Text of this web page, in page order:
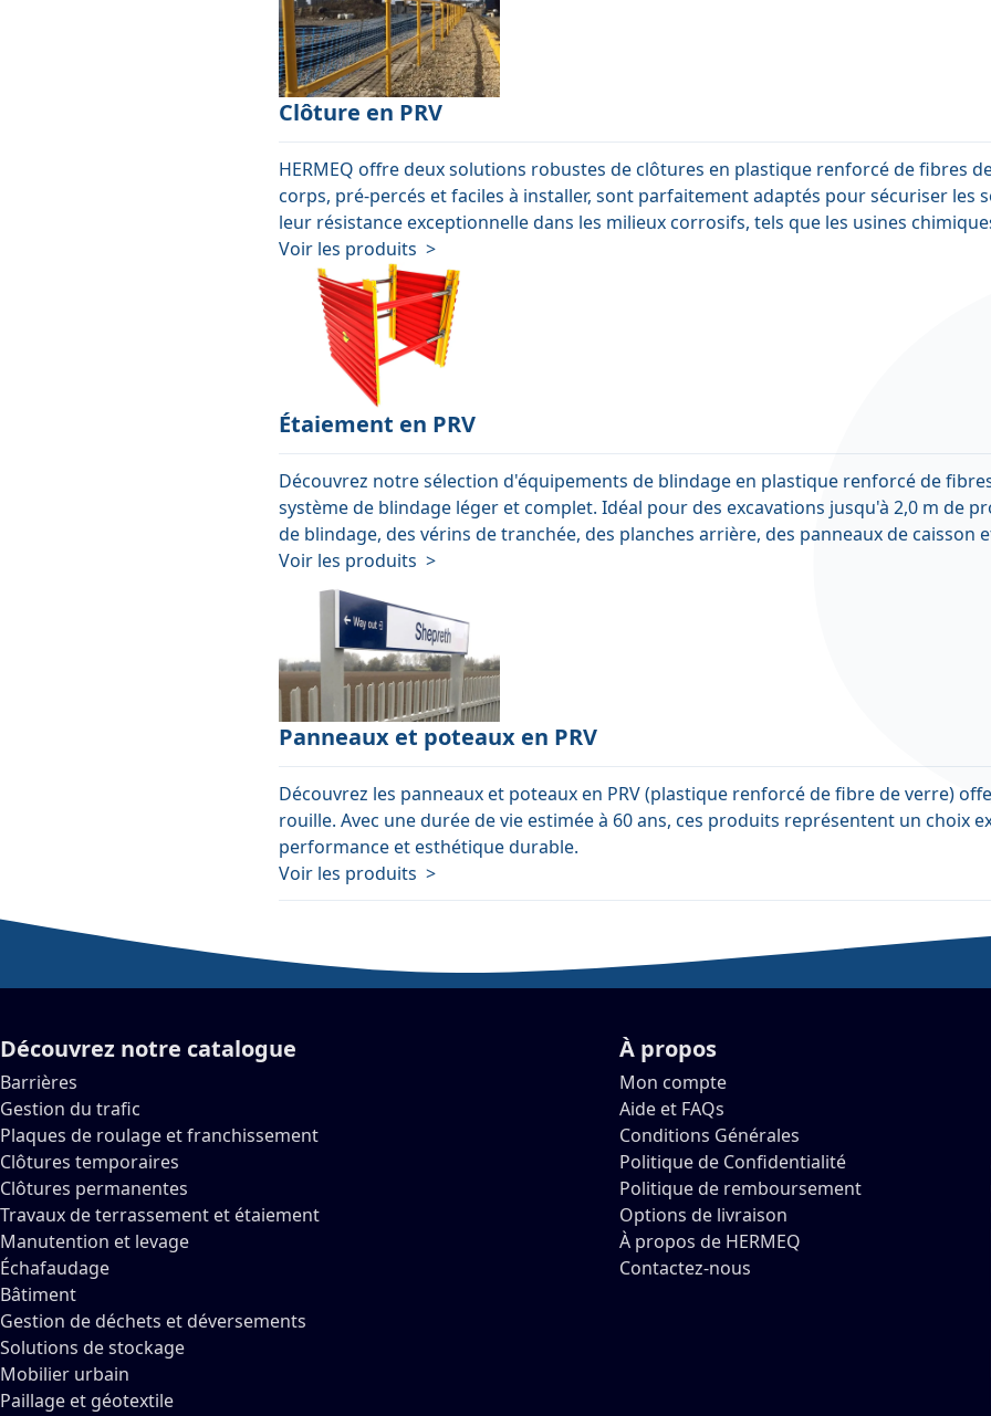
Clôture en PRV
HERMEQ offre deux solutions robustes de clôtures en plastique renforcé de fibres
corps, pré-percés et faciles à installer, sont parfaitement adaptés pour sécuriser les
leur résistance exceptionnelle dans les milieux corrosifs, tels que les usines
Voir les produits >
Étaiement en PRV
Découvrez notre sélection d'équipements de blindage en plastique renforcé de
système de blindage léger et complet. Idéal pour des excavations jusqu'à 2,0 m de
de blindage, des vérins de tranchée, des planches arrière, des panneaux de caisson
Voir les produits >
Panneaux et poteaux en PRV
Découvrez les panneaux et poteaux en PRV (plastique renforcé de fibre de verre)
rouille. Avec une durée de vie estimée à 60 ans, ces produits représentent un choix
performance et esthétique durable.
Voir les produits >
Découvrez notre catalogue
Barrières
Gestion du trafic
Plaques de roulage et franchissement
Clôtures temporaires
Clôtures permanentes
Travaux de terrassement et étaiement
Manutention et levage
Échafaudage
Bâtiment
Gestion de déchets et déversements
Solutions de stockage
Mobilier urbain
Paillage et géotextile
À propos
Mon compte
Aide et FAQs
Conditions Générales
Politique de Confidentialité
Politique de remboursement
Options de livraison
À propos de HERMEQ
Contactez-nous